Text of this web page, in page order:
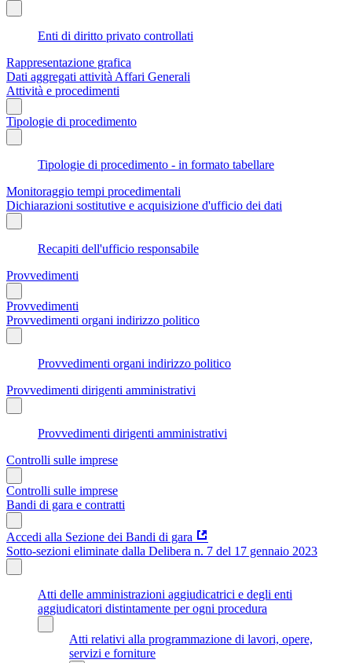
Enti di diritto privato controllati
Rappresentazione grafica
Dati aggregati attività Affari Generali
Attività e procedimenti
Tipologie di procedimento
Tipologie di procedimento - in formato tabellare
Monitoraggio tempi procedimentali
Dichiarazioni sostitutive e acquisizione d'ufficio dei dati
Recapiti dell'ufficio responsabile
Provvedimenti
Provvedimenti
Provvedimenti organi indirizzo politico
Provvedimenti organi indirizzo politico
Provvedimenti dirigenti amministrativi
Provvedimenti dirigenti amministrativi
Controlli sulle imprese
Controlli sulle imprese
Bandi di gara e contratti
Accedi alla Sezione dei Bandi di gara
Sotto-sezioni eliminate dalla Delibera n. 7 del 17 gennaio 2023
Atti delle amministrazioni aggiudicatrici e degli enti
aggiudicatori distintamente per ogni procedura
Atti relativi alla programmazione di lavori, opere,
servizi e forniture